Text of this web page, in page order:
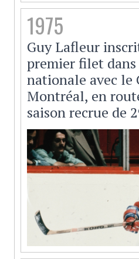
1975
Guy Lafleur
premier filet
nationale avec le
Montréal, en
saison recrue de